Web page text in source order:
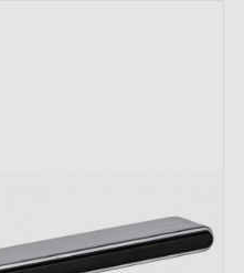
la durée de vie de la